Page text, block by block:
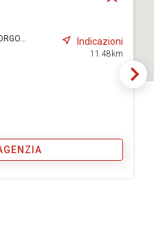
Indicazioni
11.48km